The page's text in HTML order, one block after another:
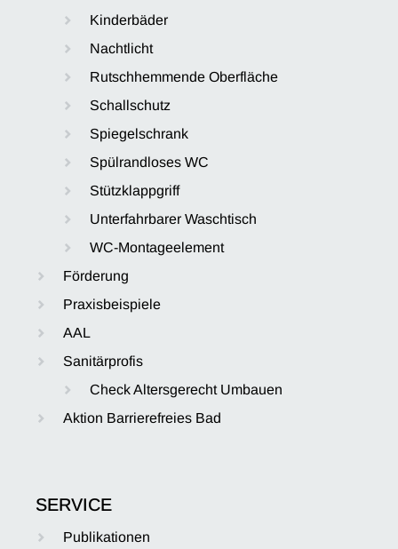
Kinderbäder
Nachtlicht
Rutschhemmende Oberfläche
Schallschutz
Spiegelschrank
Spülrandloses WC
Stützklappgriff
Unterfahrbarer Waschtisch
WC-Montageelement
Förderung
Praxisbeispiele
AAL
Sanitärprofis
Check Altersgerecht Umbauen
Aktion Barrierefreies Bad
SERVICE
Publikationen